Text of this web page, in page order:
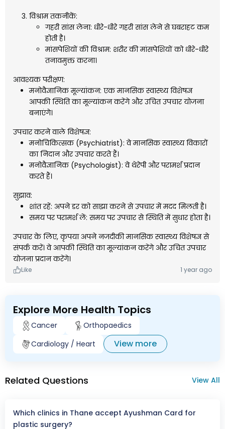
विश्राम तकनीकें:
गहरी सांस लेना: धीरे-धीरे गहरी सांस लेने से घबराहट कम
होती है।
मांसपेशियों की विश्राम: शरीर की मांसपेशियों को धीरे-धीरे
तनावमुक्त करना।
आवश्यक परीक्षण:
मनोवैज्ञानिक मूल्यांकन: एक मानसिक स्वास्थ्य विशेषज्ञ
आपकी स्थिति का मूल्यांकन करेंगे और उचित उपचार योजना
बनाएंगे।
उपचार करने वाले विशेषज्ञ:
मनोचिकित्सक (Psychiatrist): वे मानसिक स्वास्थ्य विकारों
का निदान और उपचार करते हैं।
मनोवैज्ञानिक (Psychologist): वे थेरेपी और परामर्श प्रदान
करते हैं।
सुझाव:
शांत रहें: अपने डर को साझा करने से उपचार में मदद मिलती है।
समय पर परामर्श लें: समय पर उपचार से स्थिति में सुधार होता है।
उपचार के लिए, कृपया अपने नजदीकी मानसिक स्वास्थ्य विशेषज्ञ से
संपर्क करें। वे आपकी स्थिति का मूल्यांकन करेंगे और उचित उपचार
योजना प्रदान करेंगे।
Like 1 year ago
Explore More Health Topics
Cancer
Orthopaedics
Cardiology / Heart
View more
Related Questions View All
Which clinics in Thane accept Ayushman Card for
plastic surgery?